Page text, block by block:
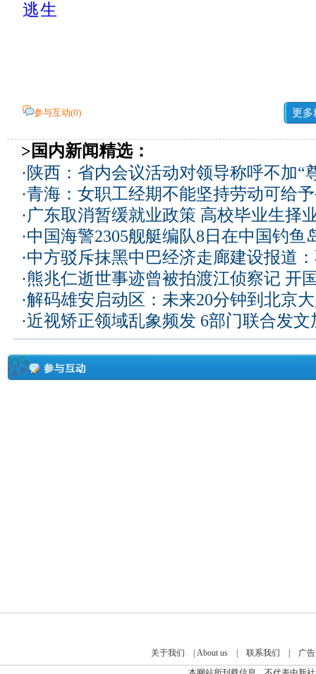
逃生
参与互动(0) 更多
>国内新闻精选：
· 陕西：省内会议活动对领导称呼不加“
·青海：女职工经期不能坚持劳动可给
·广东取消暂缓就业政策 高校毕业生择
·中国海警2305舰艇编队8日在中国钓鱼
·中方驳斥抹黑中巴经济走廊建设报道
·熊兆仁逝世事迹曾被拍渡江侦察记 开
·解码雄安启动区：未来20分钟到北京
·近视矫正领域乱象频发 6部门联合发文
关于我们 About us| 联系我们
广